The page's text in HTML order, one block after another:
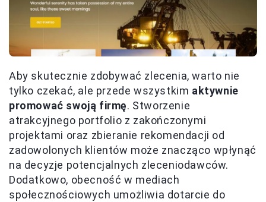
Aby skutecznie zdobywać zlecenia, warto nie
tylko czekać, ale przede wszystkim aktywnie
promować swoją firmę. Stworzenie
atrakcyjnego portfolio z zakończonymi
projektami oraz zbieranie rekomendacji od
zadowolonych klientów może znacząco wpłynąć
na decyzje potencjalnych zleceniodawców.
Dodatkowo, obecność w mediach
społecznościowych umożliwia dotarcie do